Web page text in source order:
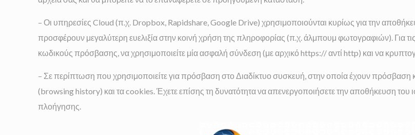
– Οι υπηρεσίες Cloud (π.χ. Dropbox, Rapidshare, Google Drive) χρησιμοποιούνται κυρίως για την
προσφέρουν μεγαλύτερη ευελιξία στην κοινή χρήση της πληροφορίας (π.χ. άλμπουμ φωτογραφιών). Για
κωδικούς πρόσβασης, να χρησιμοποιείτε μία ασφαλή σύνδεση (με αρχικό https:// αντί http) και να
– Σε περίπτωση που χρησιμοποιείτε για πρόσβαση στο Διαδίκτυο συσκευή, στην οποία έχουν πρόσβαση
(browsing history) και τα cookies. Έχετε επίσης τη δυνατότητα να απενεργοποιήσετε την αποθήκευση
πλοήγησης.